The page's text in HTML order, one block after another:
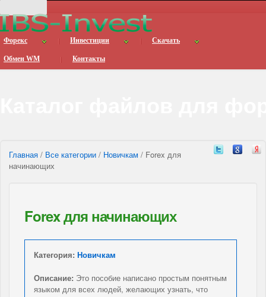
Форекс Инвестиции Скачать
Обмен WM Контакты
Главная / Все категории / Новичкам / Forex для
начинающих
Forex для начинающих
Категория: Новичкам
Описание: Это пособие написано простым понятным
языком для всех людей, желающих узнать, что